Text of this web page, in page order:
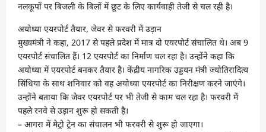
नलकूपों पर बिजली के बिलों में छूट के लिए कार्यवाही तेजी से चल रही है।
अयोध्या एयरपोर्ट तैयार, जेवर से फरवरी में उड़ान
मुख्यमंत्री ने कहा, 2017 से पहले प्रदेश में मात्र दो एयरपोर्ट संचालित थे। अब 9
एयरपोर्ट संचालित हैं। 12 एयरपोर्ट का निर्माण चल रहा है। उन्होंने कहा कि
अयोध्या में एयरपोर्ट बनकर तैयार है। केंद्रीय नागरिक उड्डयन मंत्री ज्योतिरादित्य
सिंधिया के साथ शनिवार को वह अयोध्या एयरपोर्ट का निरीक्षण करने जाएंगे।
उन्होंने बताया कि जेवर एयरपोर्ट पर भी तेजी से काम चल रहा है। फरवरी में
पहले रनवे से उड़ान शुरू हो सकती है।
– आगरा में मेट्रो ट्रेन का संचालन भी फरवरी से शुरू हो जाएगा।